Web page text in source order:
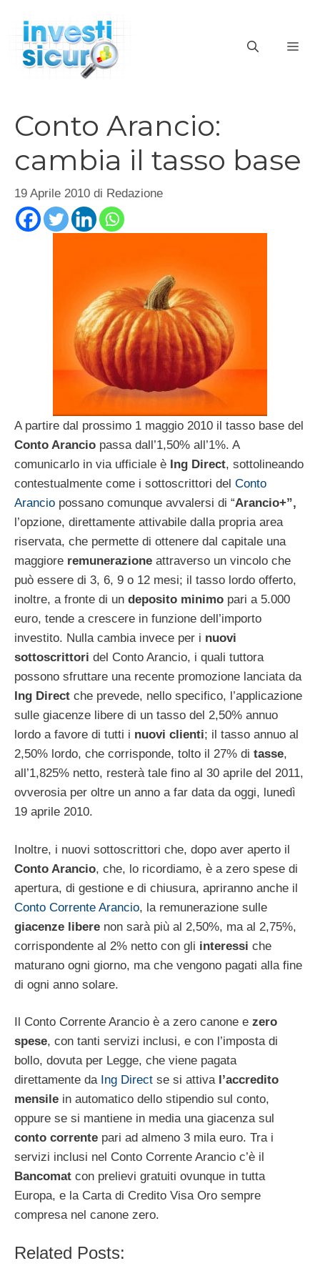
contenuto
Conto Arancio:
cambia il tasso base
19 Aprile 2010 di Redazione
A partire dal prossimo 1 maggio 2010 il tasso base del
Conto Arancio passa dall’1,50% all’1%. A
comunicarlo in via ufficiale è Ing Direct, sottolineando
contestualmente come i sottoscrittori del Conto
Arancio possano comunque avvalersi di “Arancio+”,
l’opzione, direttamente attivabile dalla propria area
riservata, che permette di ottenere dal capitale una
maggiore remunerazione attraverso un vincolo che
può essere di 3, 6, 9 o 12 mesi; il tasso lordo offerto,
inoltre, a fronte di un deposito minimo pari a 5.000
euro, tende a crescere in funzione dell’importo
investito. Nulla cambia invece per i nuovi
sottoscrittori del Conto Arancio, i quali tuttora
possono sfruttare una recente promozione lanciata da
Ing Direct che prevede, nello specifico, l’applicazione
sulle giacenze libere di un tasso del 2,50% annuo
lordo a favore di tutti i nuovi clienti; il tasso annuo al
2,50% lordo, che corrisponde, tolto il 27% di tasse,
all’1,825% netto, resterà tale fino al 30 aprile del 2011,
ovverosia per oltre un anno a far data da oggi, lunedì
19 aprile 2010.
Inoltre, i nuovi sottoscrittori che, dopo aver aperto il
Conto Arancio, che, lo ricordiamo, è a zero spese di
apertura, di gestione e di chiusura, apriranno anche il
Conto Corrente Arancio, la remunerazione sulle
giacenze libere non sarà più al 2,50%, ma al 2,75%,
corrispondente al 2% netto con gli interessi che
maturano ogni giorno, ma che vengono pagati alla fine
di ogni anno solare.
Il Conto Corrente Arancio è a zero canone e zero
spese, con tanti servizi inclusi, e con l’imposta di
bollo, dovuta per Legge, che viene pagata
direttamente da Ing Direct se si attiva l’accredito
mensile in automatico dello stipendio sul conto,
oppure se si mantiene in media una giacenza sul
conto corrente pari ad almeno 3 mila euro. Tra i
servizi inclusi nel Conto Corrente Arancio c’è il
Bancomat con prelievi gratuiti ovunque in tutta
Europa, e la Carta di Credito Visa Oro sempre
compresa nel canone zero.
Related Posts: